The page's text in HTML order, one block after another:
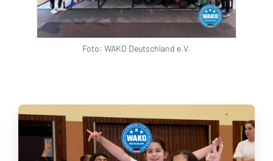
Foto: WAKO Deutschland e.V.